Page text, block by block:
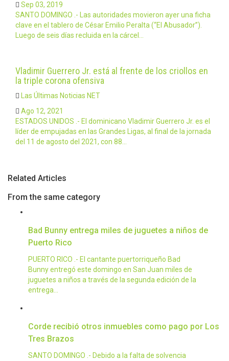
Sep 03, 2019
SANTO DOMINGO .- Las autoridades movieron ayer una ficha
clave en el tablero de César Emilio Peralta (“El Abusador”).
Luego de seis días recluida en la cárcel…
Vladimir Guerrero Jr. está al frente de los criollos en
la triple corona ofensiva
Las Últimas Noticias NET
Ago 12, 2021
ESTADOS UNIDOS .- El dominicano Vladimir Guerrero Jr. es el
líder de empujadas en las Grandes Ligas, al final de la jornada
del 11 de agosto del 2021, con 88…
Related Articles
From the same category
Bad Bunny entrega miles de juguetes a niños de
Puerto Rico
PUERTO RICO .- El cantante puertorriqueño Bad
Bunny entregó este domingo en San Juan miles de
juguetes a niños a través de la segunda edición de la
entrega…
Corde recibió otros inmuebles como pago por Los
Tres Brazos
SANTO DOMINGO .- Debido a la falta de solvencia